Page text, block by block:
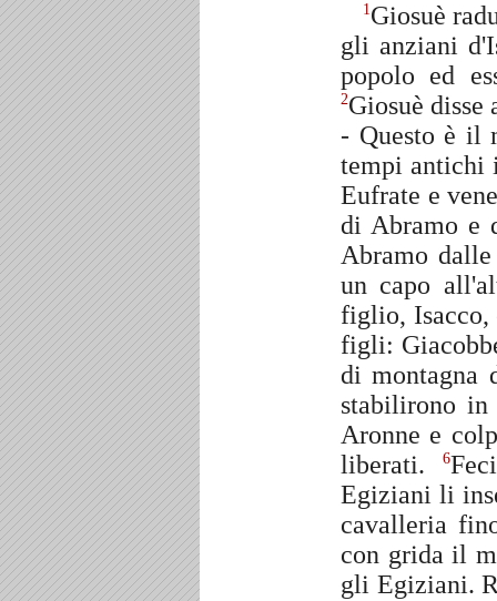
1Giosuè
gli anziani
popolo ed
2Giosuè
- Questo è il
tempi antichi
Eufrate e
di Abramo e
Abramo
un capo
figlio, Isacco,
figli:
di montagna
stabilirono
Aronne e
liberati.
6
Egiziani li
cavalleria
con grida il
gli Egiziani.